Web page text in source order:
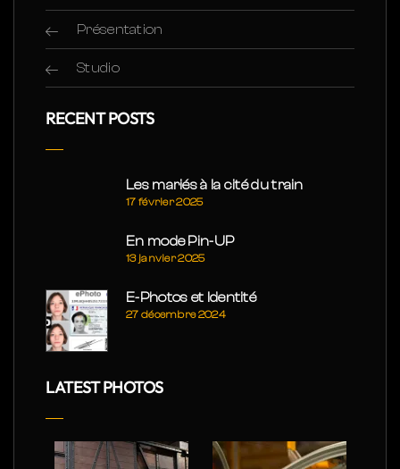
Présentation
Studio
RECENT POSTS
Les mariés à la cité du train
17 février 2025
En mode Pin-UP
13 janvier 2025
E-Photos et Identité
27 décembre 2024
LATEST PHOTOS